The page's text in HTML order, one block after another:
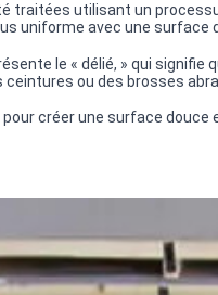
utilisant un
uniforme avec une surface
le « délié, » qui
ou des brosses
créer une surface